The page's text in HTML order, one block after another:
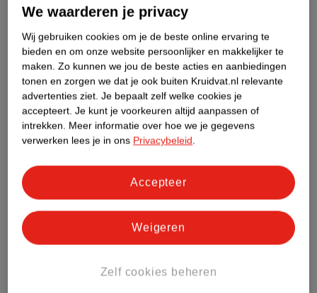
Als je kauwt op de kies die pijn doet heb je hier logischerwijs
meer last van. Waarschijnlijk ga je vanzelf aan de andere kant
kauwen om je pijnlijke kies te ontzien. Blijf dit niet te lang doen
en maak een afspraak met de tandarts als je last hebt van
kiespijn(2).
Oorpijn door kiespijn
Oorpijnis een stekende, zeurende of kloppende pijn in één of
beide oren. Dit kan meerdere oorzaken hebben. In sommige
gevallen is kiespijn de veroorzaker van je oorpijn. Kiespijn
prikkelt namelijk je zenuw, waardoor de kiespijn door kan
(4).
We waarderen je privacy
Wij gebruiken cookies om je de beste online ervaring te
bieden en om onze website persoonlijker en makkelijker te
maken. Zo kunnen we jou de beste acties en aanbiedingen
tonen en zorgen we dat je ook buiten Kruidvat.nl relevante
advertenties ziet. Je bepaalt zelf welke cookies je
accepteert. Je kunt je voorkeuren altijd aanpassen of
intrekken. Meer informatie over hoe we je gegevens
verwerken lees je in ons Privacybeleid.
Zelf cookies beheren
Weigeren
Accepteer